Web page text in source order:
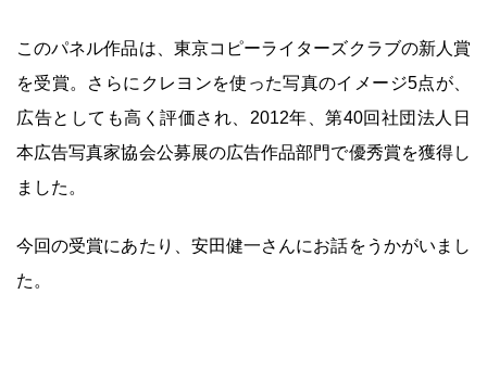
このパネル作品は、東京コピーライターズクラブの新人賞
を受賞。さらにクレヨンを使った写真のイメージ5点が、
広告としても高く評価され、2012年、第40回社団法人日
本広告写真家協会公募展の広告作品部門で優秀賞を獲得し
ました。
今回の受賞にあたり、安田健一さんにお話をうかがいまし
た。